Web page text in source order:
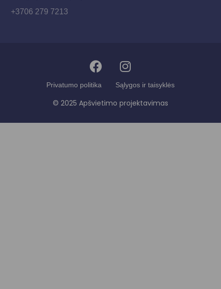
+3706 279 7213
Privatumo politika Sąlygos ir taisyklės
© 2025 Apšvietimo projektavimas